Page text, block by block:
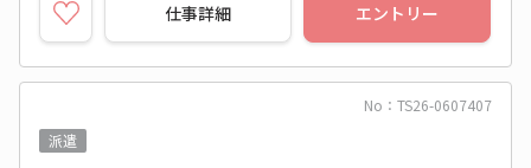
仕事詳細 エントリー
No：TS26-0607407
派遣